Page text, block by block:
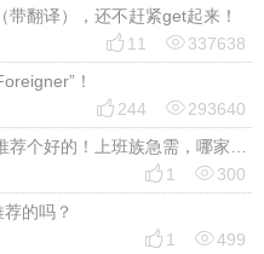
翻译），还不赶紧get起来！
 11 337638
！
 244 293640
2026年在线商务英语口语培训班求推荐个好的！上班族急需，哪家好？
 1 300
的吗？
 1 499